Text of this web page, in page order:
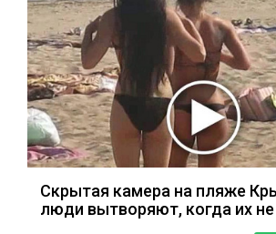
Скрытая камера на пляже
люди вытворяют, когда их не